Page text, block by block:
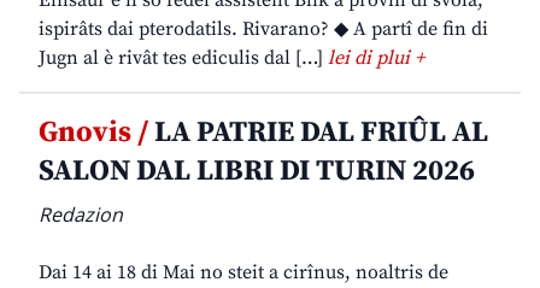
ispirâts dai pterodatils. Rivarano? ◆ A partî de fin di
Jugn al è rivât tes ediculis dal […] lei di plui +
Gnovis /LA PATRIE DAL FRIÛL AL
SALON DAL LIBRI DI TURIN 2026
Redazion
Dai 14 ai 18 di Mai no steit a cirînus, noaltris de